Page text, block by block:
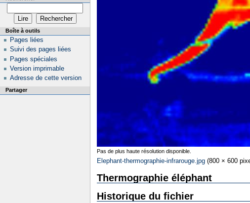
Pas de plus haute résolution disponible.
Elephant-thermographie-infrarouge.jpg (800 × 600
Thermographie éléphant
Historique du fichier
Boîte à outils
Pages liées
Suivi des pages liées
Pages spéciales
Version imprimable
Adresse de cette version
Partager